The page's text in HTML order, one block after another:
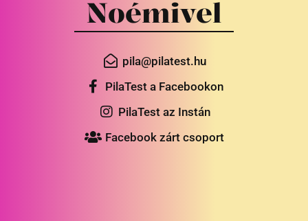
Noémivel
pila@pilatest.hu
PilaTest a Facebookon
PilaTest az Instán
Facebook zárt csoport